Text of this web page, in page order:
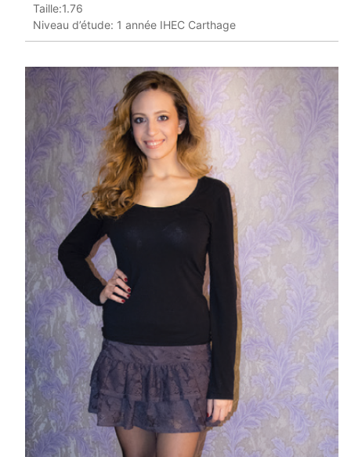
Taille:1.76
Niveau d’étude: 1 année IHEC Carthage